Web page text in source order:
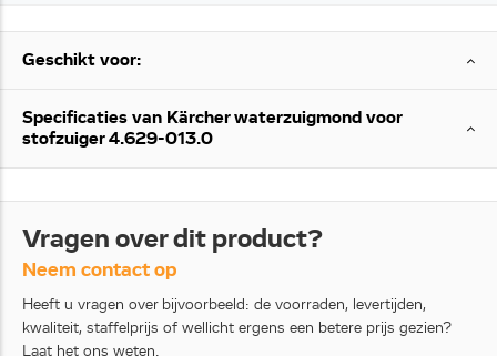
Geschikt voor:
Specificaties van Kärcher waterzuigmond voor
stofzuiger 4.629-013.0
Vragen over dit product?
Neem contact op
Heeft u vragen over bijvoorbeeld: de voorraden, levertijden,
kwaliteit, staffelprijs of wellicht ergens een betere prijs gezien?
Laat het ons weten.